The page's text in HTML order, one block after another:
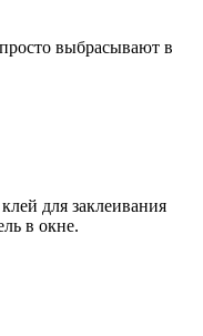
выбрасывают в
для заклеивания
в окне.